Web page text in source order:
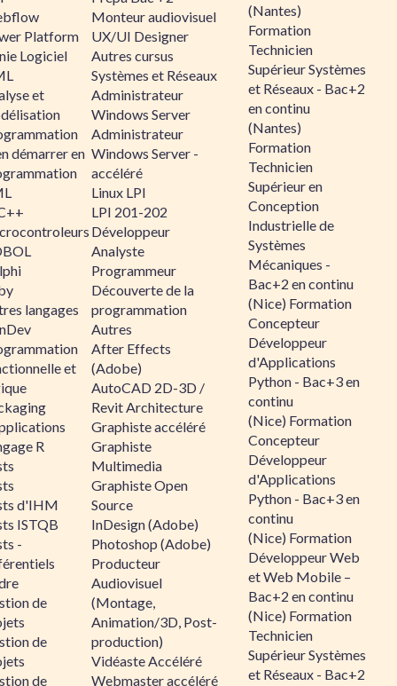
Platform
Logiciel
et
démarrer en
langages
et
R
d'IHM
ISTQB
-
de
de
de
Monteur audiovisuel
UX/UI Designer
Autres cursus
Systèmes et Réseaux
Administrateur
Windows Server
Administrateur
Windows Server -
accéléré
Linux LPI
LPI 201-202
Développeur
Analyste
Programmeur
Découverte de la
programmation
Autres
After Effects
(Adobe)
AutoCAD 2D-3D /
Revit Architecture
Graphiste accéléré
Graphiste
Multimedia
Graphiste Open
Source
InDesign (Adobe)
Photoshop (Adobe)
Producteur
Audiovisuel
(Montage,
Animation/3D, Post-
production)
Vidéaste Accéléré
Webmaster accéléré
(Nantes)
Formation
Technicien
Supérieur Systèmes
et Réseaux - Bac+2
en continu
(Nantes)
Formation
Technicien
Supérieur en
Conception
Industrielle de
Systèmes
Mécaniques -
Bac+2 en continu
(Nice) Formation
Concepteur
Développeur
d'Applications
Python - Bac+3 en
continu
(Nice) Formation
Concepteur
Développeur
d'Applications
Python - Bac+3 en
continu
(Nice) Formation
Développeur Web
et Web Mobile –
Bac+2 en continu
(Nice) Formation
Technicien
Supérieur Systèmes
et Réseaux - Bac+2